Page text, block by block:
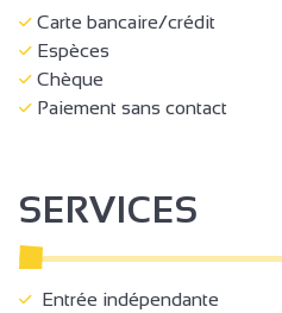
Carte bancaire/crédit
Espèces
Chèque
Paiement sans contact
SERVICES
Entrée indépendante